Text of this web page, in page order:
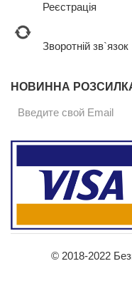
Реєстрація
Зворотній зв`язок
НОВИННА
© 2018-2022